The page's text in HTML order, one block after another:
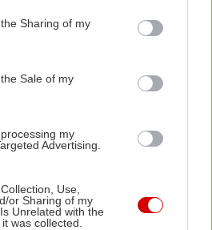
usage behaviour. You may click to
Google and its third-party tags to
purposes in below Google
Sharing of my
Sale of my
my
Advertising.
Use,
or Sharing of my
Unrelated with the
was collected.